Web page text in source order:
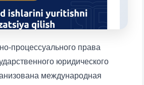
процессуального права
юридического
международная
4. Собеседование (магистр) (5)
7. Колл-центр (4)
8. Квота (бакалавриат) (1)